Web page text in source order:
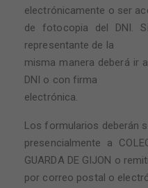
electrónicamente o ser
de fotocopia del DNI.
representante de la
misma manera deberá ir
DNI o con firma
electrónica.
Los formularios deberán
presencialmente a
GUARDA DE GIJON o
por correo postal o